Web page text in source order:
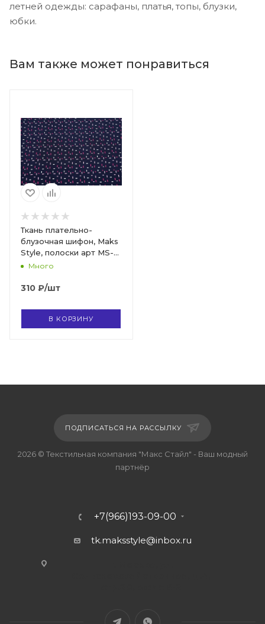
летней одежды: сарафаны, платья, топы, блузки,
юбки.
Вам также может понравиться
Ткань плательно-
блузочная шифон, Maks
Style, полоски арт MS-
1241 D-B04Z3472 C-1
Много
310 ₽/шт
В КОРЗИНУ
ПОДПИСАТЬСЯ НА РАССЫЛКУ
2026 © Текстильная компания "Макс Стайл" - Ваш модный
партнёр
+7(966)193-09-00
tk.maksstyle@inbox.ru